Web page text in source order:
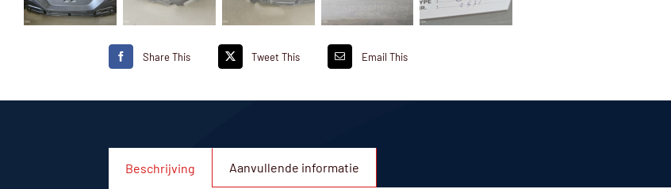
Share This Tweet This Email This
Beschrijving Aanvullende informatie